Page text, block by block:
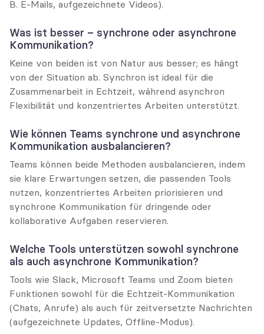
B. E-Mails, aufgezeichnete Videos).
Was ist besser – synchrone oder asynchrone
Kommunikation?
Keine von beiden ist von Natur aus besser; es hängt
von der Situation ab. Synchron ist ideal für die
Zusammenarbeit in Echtzeit, während asynchron
Flexibilität und konzentriertes Arbeiten unterstützt.
Wie können Teams synchrone und asynchrone
Kommunikation ausbalancieren?
Teams können beide Methoden ausbalancieren, indem
sie klare Erwartungen setzen, die passenden Tools
nutzen, konzentriertes Arbeiten priorisieren und
synchrone Kommunikation für dringende oder
kollaborative Aufgaben reservieren.
Welche Tools unterstützen sowohl synchrone
als auch asynchrone Kommunikation?
Tools wie Slack, Microsoft Teams und Zoom bieten
Funktionen sowohl für die Echtzeit-Kommunikation
(Chats, Anrufe) als auch für zeitversetzte Nachrichten
(aufgezeichnete Updates, Offline-Modus).